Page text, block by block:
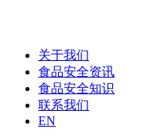
关于我们
食品安全资讯
食品安全知识
联系我们
EN